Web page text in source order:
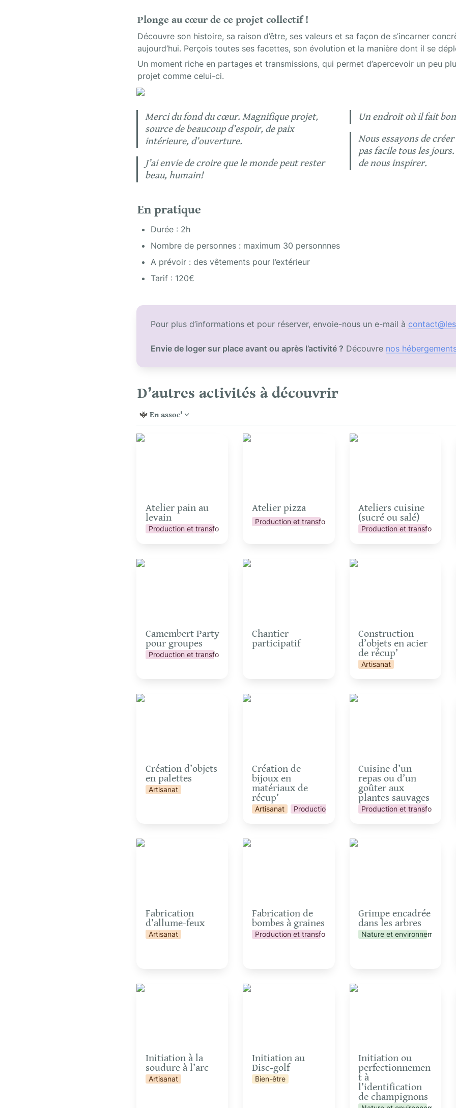
Plonge au cœur de ce projet collectif !
Découvre son histoire, sa raison d’être, ses valeurs et sa façon de s’incarner
aujourd’hui. Perçois toutes ses facettes, son évolution et la manière dont il se
Un moment riche en partages et transmissions, qui permet d’apercevoir un peu
projet comme celui-ci.
Merci du fond du cœur. Magnifique projet,
source de beaucoup d’espoir, de paix
intérieure, d’ouverture.
J’ai envie de croire que le monde peut rester
beau, humain!
Un endroit où il fait
Nous essayons de
pas facile tous les
de nous inspirer.
En pratique
Durée : 2h
Nombre de personnes : maximum 30 personnnes
A prévoir : des vêtements pour l’extérieur
Tarif : 120€
Pour plus d’informations et pour réserver, envoie-nous un e-mail à
Envie de loger sur place avant ou après l’activité ? Découvre nos
D’autres activités à découvrir
En assoc'
Atelier pain au levain
Atelier pain au
levain
Production et transformation
Atelier pizza
Atelier pizza
Production et transformation
Ateliers cuisine (sucré
Ateliers cuisine
(sucré ou salé)
Production et
Camembert Party pour
Camembert Party
pour groupes
Production et transformation
Chantier participatif
Chantier
participatif
Construction d’objets
Construction
d’objets en acier
de récup’
Artisanat
Création d’objets en
Création d’objets
en palettes
Artisanat
Création de bijoux en
Création de
bijoux en
matériaux de
récup’
Artisanat Production et transformation
Cuisine d’un repas ou
Cuisine d’un
repas ou d’un
goûter aux
plantes sauvages
Production et
Fabrication d’allume-
Fabrication
d’allume-feux
Artisanat
Fabrication de bombes
Fabrication de
bombes à graines
Production et transformation
Grimpe encadrée dans
Grimpe encadrée
dans les arbres
Nature et environnement
Initiation à la soudure à
Initiation à la
soudure à l’arc
Artisanat
Initiation au Disc-golf
Initiation au
Disc-golf
Bien-être
Initiation ou
Initiation ou
perfectionnemen
t à
l’identification
de champignons